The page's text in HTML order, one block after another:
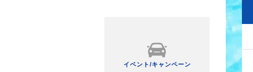
イベント/キャンペーン